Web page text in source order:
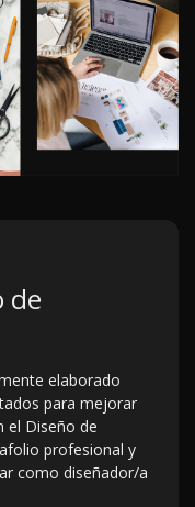
de
elaborado
para mejorar
el Diseño de
profesional y
como diseñador/a